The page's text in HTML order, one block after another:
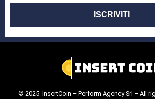
ISCRIVITI
© 2025 InsertCoin – Perform Agency Srl – All